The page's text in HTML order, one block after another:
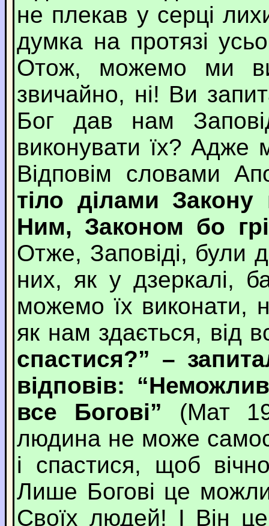
не плекав у серці
думка на протязі
Отож, можемо ми
звичайно, ні! Ви
Бог дав нам
виконувати їх? Адже
Відповім словами
тіло ділами
Ним, Законом бо
Отже, Заповіді, були
них, як у дзеркалі,
можемо їх виконати,
як нам здається, від
спастися?” –
відповів:
все Богові” (Мат
людина не може
і спастися, щоб
Лише Богові це
Своїх людей! І Він